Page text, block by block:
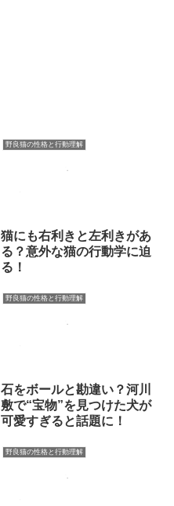
野良猫の性格と行動理解
猫にも右利きと左利きがあ
る？意外な猫の行動学に迫
る！
野良猫の性格と行動理解
石をボールと勘違い？河川
敷で“宝物”を見つけた犬が
可愛すぎると話題に！
野良猫の性格と行動理解